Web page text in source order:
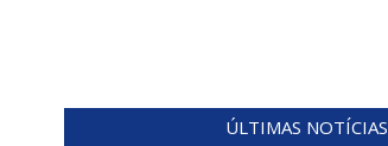
ÚLTIMAS NOTÍCIAS